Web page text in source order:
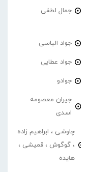
جمال لطفی
جواد الیاسی
جواد عطایی
جوادو
جیران معصومه
اسدی
چاوشی ، ابراهیم زاده
، گوگوش ، قمیشی ،
هایده